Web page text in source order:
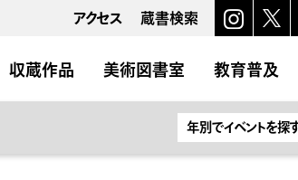
アクセス 蔵書検索
収蔵作品 美術図書室 教育普及